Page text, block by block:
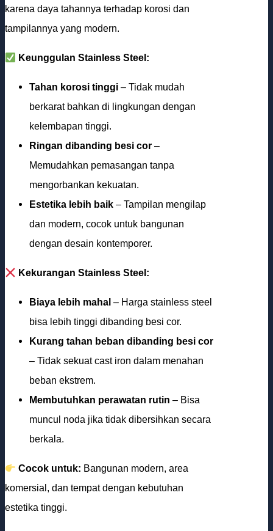
karena daya tahannya terhadap korosi dan
tampilannya yang modern.
Keunggulan Stainless Steel:
Tahan korosi tinggi – Tidak mudah
berkarat bahkan di lingkungan dengan
kelembapan tinggi.
Ringan dibanding besi cor –
Memudahkan pemasangan tanpa
mengorbankan kekuatan.
Estetika lebih baik – Tampilan mengilap
dan modern, cocok untuk bangunan
dengan desain kontemporer.
Kekurangan Stainless Steel:
Biaya lebih mahal – Harga stainless steel
bisa lebih tinggi dibanding besi cor.
Kurang tahan beban dibanding besi cor
– Tidak sekuat cast iron dalam menahan
beban ekstrem.
Membutuhkan perawatan rutin – Bisa
muncul noda jika tidak dibersihkan secara
berkala.
Cocok untuk: Bangunan modern, area
komersial, dan tempat dengan kebutuhan
estetika tinggi.